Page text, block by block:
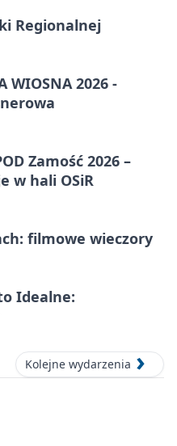
Regionalnej
WIOSNA 2026 -
Zamość 2026 –
w hali OSiR
filmowe wieczory
Idealne:
Kolejne wydarzenia